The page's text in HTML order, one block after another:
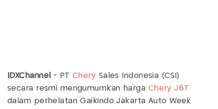
IDXChannel - PTChery Sales Indonesia (CSI)
secara resmi mengumumkan harga Chery J6T
dalam perhelatan Gaikindo Jakarta Auto Week